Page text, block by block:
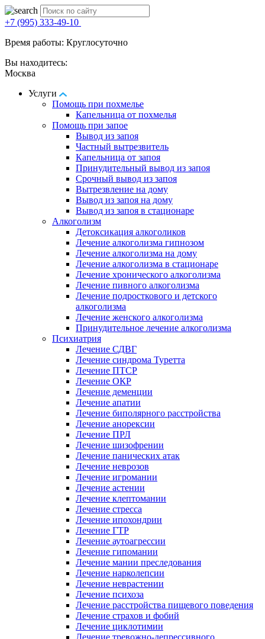
+7 (995) 333-49-10
Время работы: Круглосуточно
Вы находитесь:
Москва
Услуги
Помощь при похмелье
Капельница от похмелья
Помощь при запое
Вывод из запоя
Частный вытрезвитель
Капельница от запоя
Принудительный вывод из запоя
Срочный вывод из запоя
Вытрезвление на дому
Вывод из запоя на дому
Вывод из запоя в стационаре
Алкоголизм
Детоксикация алкоголиков
Лечение алкоголизма гипнозом
Лечение алкоголизма на дому
Лечение алкоголизма в стационаре
Лечение хронического алкоголизма
Лечение пивного алкоголизма
Лечение подросткового и детского
алкоголизма
Лечение женского алкоголизма
Принудительное лечение алкоголизма
Психиатрия
Лечение СДВГ
Лечение синдрома Туретта
Лечение ПТСР
Лечение ОКР
Лечение деменции
Лечение апатии
Лечение биполярного расстройства
Лечение анорексии
Лечение ПРЛ
Лечение шизофрении
Лечение панических атак
Лечение неврозов
Лечение игромании
Лечение астении
Лечение клептомании
Лечение стресса
Лечение ипохондрии
Лечение ГТР
Лечение аутоагрессии
Лечение гипомании
Лечение мании преследования
Лечение нарколепсии
Лечение неврастении
Лечение психоза
Лечение расстройства пищевого поведения
Лечение страхов и фобий
Лечение циклотимии
Лечение тревожно-депрессивного